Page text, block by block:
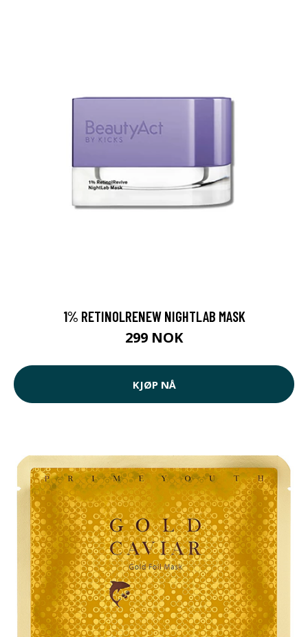
1% RETINOLRENEW NIGHTLAB MASK
299 NOK
KJØP NÅ